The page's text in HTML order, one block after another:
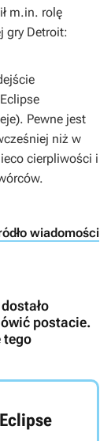
m.in. rolę
gry Detroit:
Pewne jest
niż w
cierpliwości i
wiadomości
postacie.
tego